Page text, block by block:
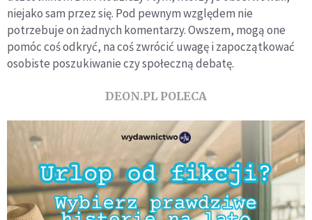
niejako sam przez się. Pod pewnym względem nie
potrzebuje on żadnych komentarzy. Owszem, mogą one
pomóc coś odkryć, na coś zwrócić uwagę i zapoczątkować
osobiste poszukiwanie czy społeczną debatę.
DEON.PL POLECA